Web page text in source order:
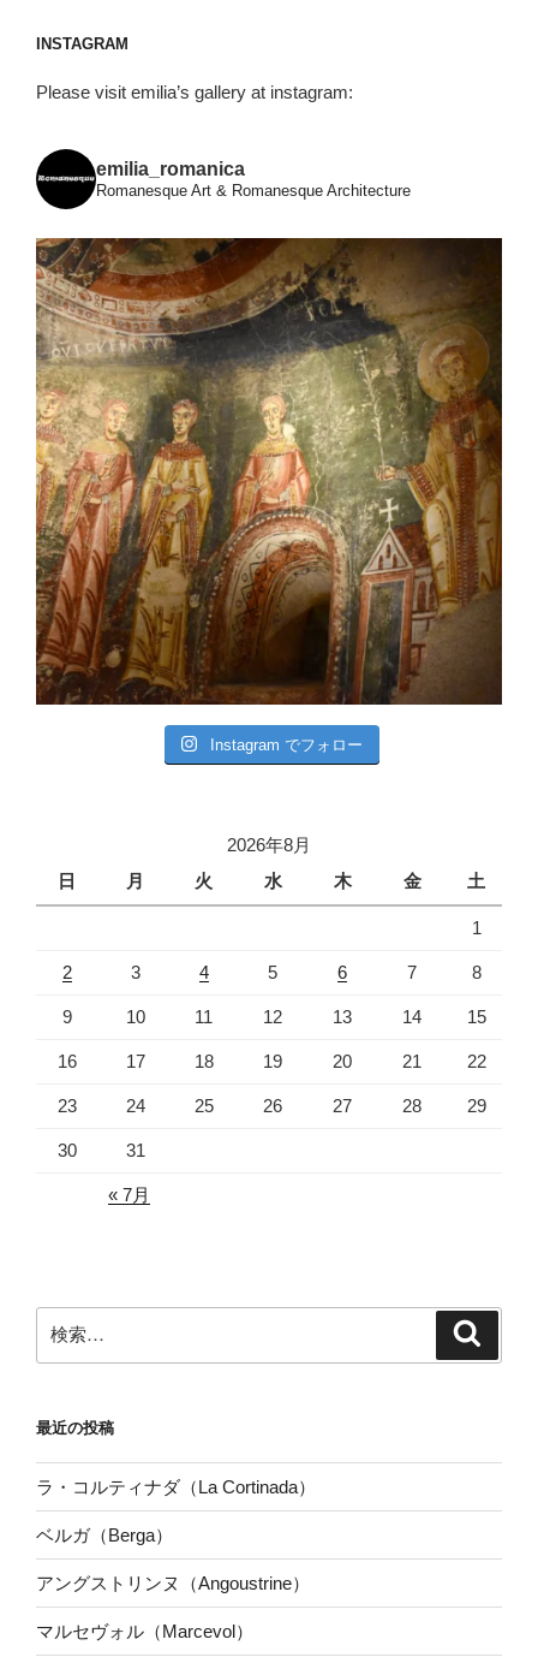
INSTAGRAM
Please visit emilia’s gallery at instagram:
emilia_romanica
Romanesque Art & Romanesque Architecture
Instagram でフォロー
2026年8月
日
月 火 水 木 金 土
1
2 3 4 5 6 7 8
9 10 11 12 13 14 15
16 17 18 19 20 21 22
23 24 25 26 27 28 29
30 31
« 7月
索:
最近の投稿
ラ・コルティナダ（La Cortinada）
ベルガ（Berga）
アングストリンヌ（Angoustrine）
マルセヴォル（Marcevol）